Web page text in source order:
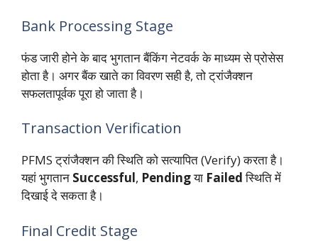
Bank Processing Stage
फंड जारी होने के बाद भुगतान बैंकिंग नेटवर्क के माध्यम से प्रोसेस
होता है। अगर बैंक खाते का विवरण सही है,तो ट्रांजैक्शन
सफलतापूर्वक पूरा हो जाता है।
Transaction Verification
PFMS ट्रांजैक्शन की स्थिति को सत्यापित (Verify) करता है।
यहां भुगतान Successful, Pendingया Failedस्थिति में
दिखाई दे सकता है।
Final Credit Stage